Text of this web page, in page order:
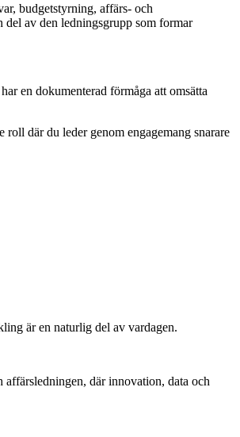
budgetstyrning, affärs- och
av den ledningsgrupp som formar
en dokumenterad förmåga att omsätta
där du leder genom engagemang snarare
är en naturlig del av vardagen.
där innovation, data och